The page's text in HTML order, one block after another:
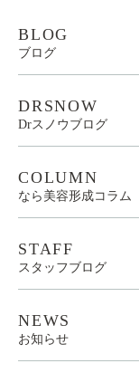
BLOG
ブログ
DRSNOW
Drスノウブログ
COLUMN
なら美容形成コラム
STAFF
スタッフブログ
NEWS
お知らせ